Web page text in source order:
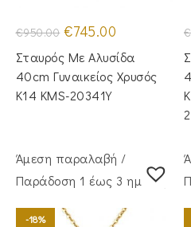
€950.00 Original
price
was:
€950.00.
€745.00
τιμή
είναι:
€745.00.
Σταυρός Με Αλυσίδα
40cm Γυναικείος Χρυσός
Κ14 KMS-20341Y
€
Άμεση παραλαβή /
Παράδoση 1 έως 3 ημέρες
-18%